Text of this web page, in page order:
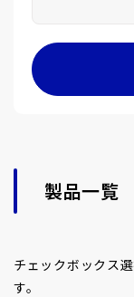
製品一覧
チェックボックス
す。